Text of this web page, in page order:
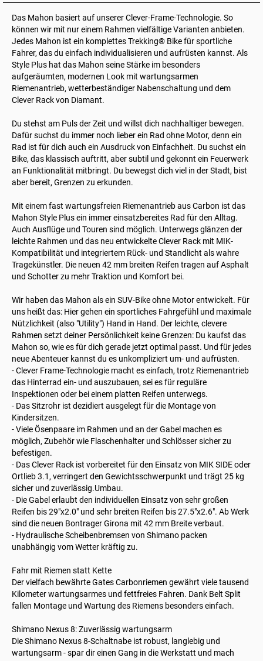
Das Mahon basiert auf unserer Clever-Frame-Technologie. So
können wir mit nur einem Rahmen vielfältige Varianten anbieten.
Jedes Mahon ist ein komplettes Trekking® Bike für sportliche
Fahrer, das du einfach individualisieren und aufrüsten kannst. Als
Style Plus hat das Mahon seine Stärke im besonders
aufgeräumten, modernen Look mit wartungsarmen
Riemenantrieb, wetterbeständiger Nabenschaltung und dem
Clever Rack von Diamant.
Du stehst am Puls der Zeit und willst dich nachhaltiger bewegen.
Dafür suchst du immer noch lieber ein Rad ohne Motor, denn ein
Rad ist für dich auch ein Ausdruck von Einfachheit. Du suchst ein
Bike, das klassisch auftritt, aber subtil und gekonnt ein Feuerwerk
an Funktionalität mitbringt. Du bewegst dich viel in der Stadt, bist
aber bereit, Grenzen zu erkunden.
Mit einem fast wartungsfreien Riemenantrieb aus Carbon ist das
Mahon Style Plus ein immer einsatzbereites Rad für den Alltag.
Auch Ausflüge und Touren sind möglich. Unterwegs glänzen der
leichte Rahmen und das neu entwickelte Clever Rack mit MIK-
Kompatibilität und integriertem Rück- und Standlicht als wahre
Tragekünstler. Die neuen 42 mm breiten Reifen tragen auf Asphalt
und Schotter zu mehr Traktion und Komfort bei.
Wir haben das Mahon als ein SUV-Bike ohne Motor entwickelt. Für
uns heißt das: Hier gehen ein sportliches Fahrgefühl und maximale
Nützlichkeit (also "Utility") Hand in Hand. Der leichte, clevere
Rahmen setzt deiner Persönlichkeit keine Grenzen: Du kaufst das
Mahon so, wie es für dich gerade jetzt optimal passt. Und für jedes
neue Abenteuer kannst du es unkompliziert um- und aufrüsten.
- Clever Frame-Technologie macht es einfach, trotz Riemenantrieb
das Hinterrad ein- und auszubauen, sei es für reguläre
Inspektionen oder bei einem platten Reifen unterwegs.
- Das Sitzrohr ist dezidiert ausgelegt für die Montage von
Kindersitzen.
- Viele Ösenpaare im Rahmen und an der Gabel machen es
möglich, Zubehör wie Flaschenhalter und Schlösser sicher zu
befestigen.
- Das Clever Rack ist vorbereitet für den Einsatz von MIK SIDE oder
Ortlieb 3.1, verringert den Gewichtsschwerpunkt und trägt 25 kg
sicher und zuverlässig.Umbau.
- Die Gabel erlaubt den individuellen Einsatz von sehr großen
Reifen bis 29"x2.0" und sehr breiten Reifen bis 27.5"x2.6". Ab Werk
sind die neuen Bontrager Girona mit 42 mm Breite verbaut.
- Hydraulische Scheibenbremsen von Shimano packen
unabhängig vom Wetter kräftig zu.
Fahr mit Riemen statt Kette
Der vielfach bewährte Gates Carbonriemen gewährt viele tausend
Kilometer wartungsarmes und fettfreies Fahren. Dank Belt Split
fallen Montage und Wartung des Riemens besonders einfach.
Shimano Nexus 8: Zuverlässig wartungsarm
Die Shimano Nexus 8-Schaltnabe ist robust, langlebig und
wartungsarm - spar dir einen Gang in die Werkstatt und mach